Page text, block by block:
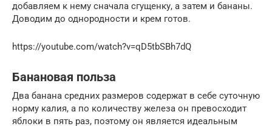
добавляем к нему сначала сгущенку, а затем и бананы.
Доводим до однородности и крем готов.
https://youtube.com/watch?v=qD5tbSBh7dQ
Банановая польза
Два банана средних размеров содержат в себе суточную
норму калия, а по количеству железа он превосходит
яблоки в пять раз, поэтому он является идеальным